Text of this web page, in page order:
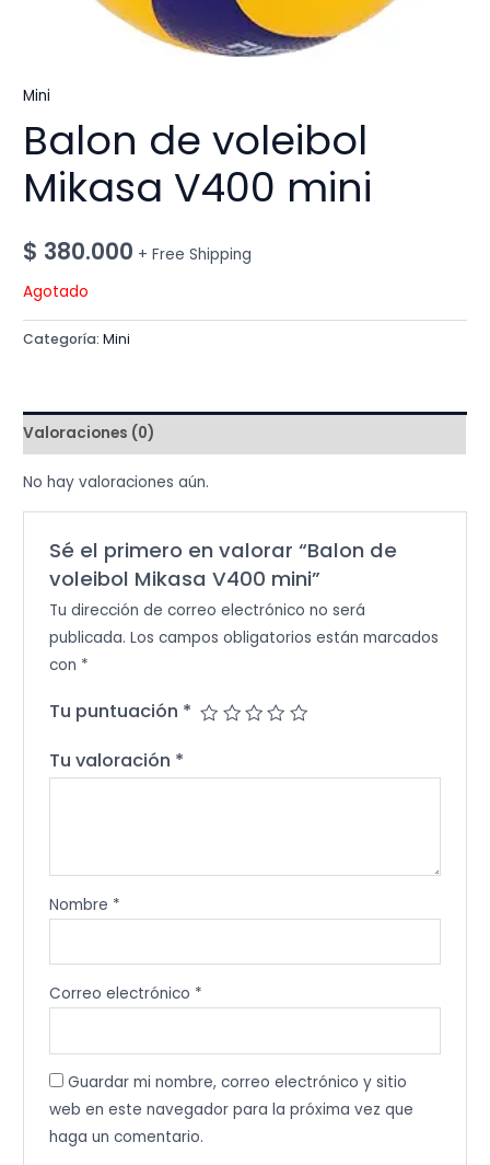
Mini
Balon de voleibol
Mikasa V400 mini
$ 380.000 + Free Shipping
Agotado
Categoría:Mini
Valoraciones (0)
No hay valoraciones aún.
Sé el primero en valorar “Balon de
voleibol Mikasa V400 mini”
Tu dirección de correo electrónico no será
publicada. Los campos obligatorios están marcados
con *
Tu puntuación *
Tu valoración *
Nombre *
Correo electrónico *
Guardar mi nombre, correo electrónico y sitio
web en este navegador para la próxima vez que
haga un comentario.